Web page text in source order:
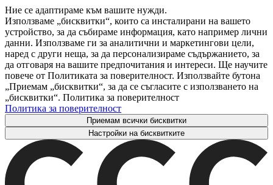
Ние се адаптираме към вашите нужди.
Използваме „бисквитки“, които са инсталирани на вашето
устройство, за да събираме информация, като например лични
данни. Използваме ги за аналитични и маркетингови цели,
наред с други неща, за да персонализираме съдържанието, за
да отговаря на вашите предпочитания и интереси. Ще научите
повече от Политиката за поверителност. Използвайте бутона
„Приемам „бисквитки“, за да се съгласите с използването на
„бисквитки“. Политика за поверителност
Политика за поверителност
Приемам всички бисквитки
Настройки на бисквитките